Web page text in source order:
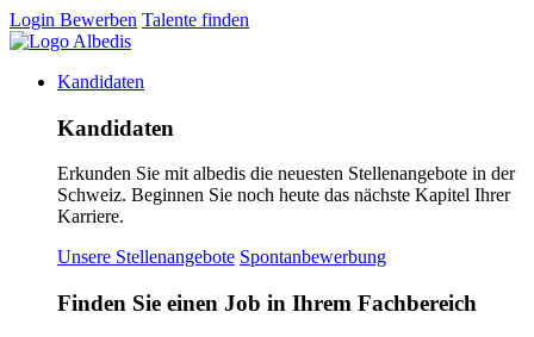
Login Bewerben Talente finden
Kandidaten
Kandidaten
Erkunden Sie mit albedis die neuesten Stellenangebote in der
Schweiz. Beginnen Sie noch heute das nächste Kapitel Ihrer
Karriere.
Unsere Stellenangebote Spontanbewerbung
Finden Sie einen Job in Ihrem Fachbereich